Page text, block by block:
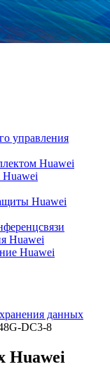
управления
Huawei
Huawei
Huawei
Huawei
Huawei
данных
DC3-8
Huawei